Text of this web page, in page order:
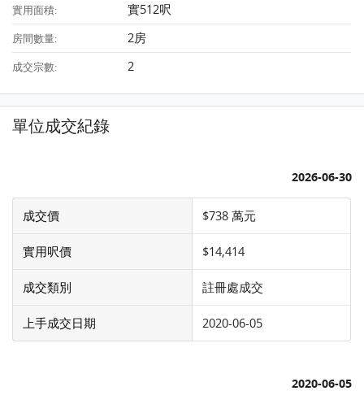
實用面積: 實512呎
房間數量: 2房
成交宗數: 2
單位成交紀錄
2026-06-30
成交價 $738 萬元
實用呎價 $14,414
成交類別 註冊處成交
上手成交日期 2020-06-05
2020-06-05